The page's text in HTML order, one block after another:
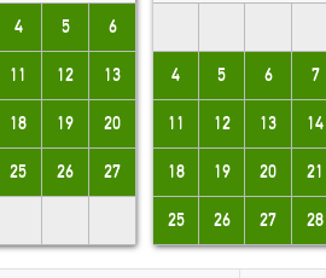
"Beautiful location with lots to do in
the area. Great pool, beautiful
4 5 6
11 12 13
18 19 20
25 26 27
4 5 6 7
11 12 13 14
18 19 20 21
25 26 27 28